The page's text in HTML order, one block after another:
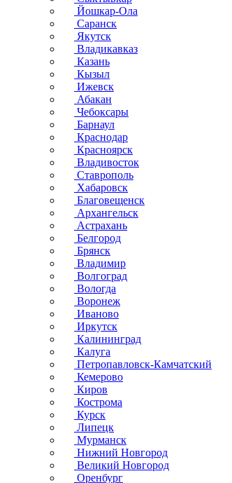
Йошкар-Ола
Саранск
Якутск
Владикавказ
Казань
Кызыл
Ижевск
Абакан
Чебоксары
Барнаул
Краснодар
Красноярск
Владивосток
Ставрополь
Хабаровск
Благовещенск
Архангельск
Астрахань
Белгород
Брянск
Владимир
Волгоград
Вологда
Воронеж
Иваново
Иркутск
Калининград
Калуга
Петропавловск-Камчатский
Кемерово
Киров
Кострома
Курск
Липецк
Мурманск
Нижний Новгород
Великий Новгород
Оренбург